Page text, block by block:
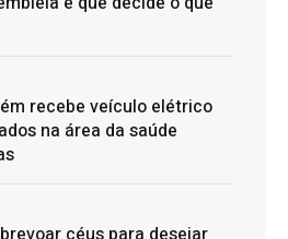
recebe veículo elétrico
na área da saúde